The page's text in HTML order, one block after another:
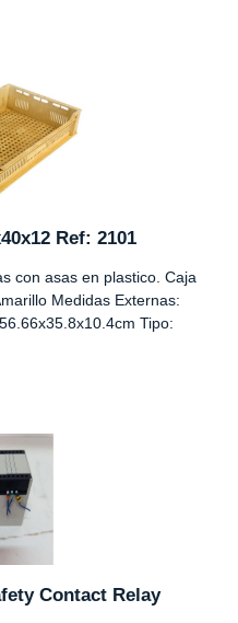
Ref: 2101
con asas en plastico. Caja
Medidas Externas:
Tipo:
Contact Relay